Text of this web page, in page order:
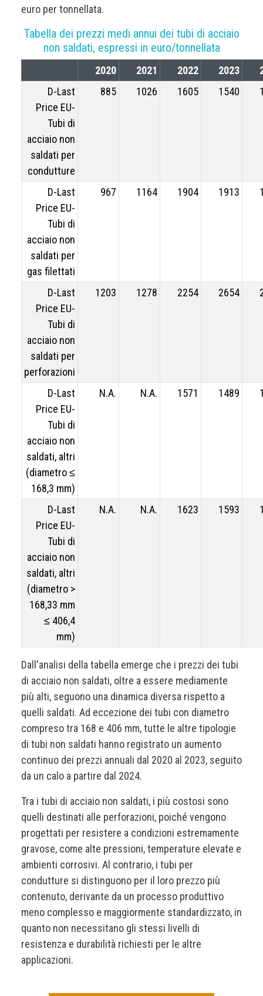
euro per tonnellata.
Tabella dei prezzi medi annui dei tubi di acciaio
non saldati, espressi in euro/tonnellata
2020 2021 2022 2023
D-Last
Price EU-
Tubi di
acciaio non
saldati per
condutture
885 1026 1605 1540
D-Last
Price EU-
Tubi di
acciaio non
saldati per
gas filettati
967 1164 1904 1913
D-Last
Price EU-
Tubi di
acciaio non
saldati per
perforazioni
1203 1278 2254 2654
D-Last
Price EU-
Tubi di
acciaio non
saldati, altri
(diametro ≤
168,3 mm)
N.A. N.A. 1571 1489
D-Last
Price EU-
Tubi di
acciaio non
saldati, altri
(diametro >
168,33 mm
≤ 406,4
mm)
N.A. N.A. 1623 1593
Dall'analisi della tabella emerge che i prezzi dei tubi
di acciaio non saldati, oltre a essere mediamente
più alti, seguono una dinamica diversa rispetto a
quelli saldati. Ad eccezione dei tubi con diametro
compreso tra 168 e 406 mm, tutte le altre tipologie
di tubi non saldati hanno registrato un aumento
continuo dei prezzi annuali dal 2020 al 2023, seguito
da un calo a partire dal 2024.
Tra i tubi di acciaio non saldati, i più costosi sono
quelli destinati alle perforazioni, poiché vengono
progettati per resistere a condizioni estremamente
gravose, come alte pressioni, temperature elevate e
ambienti corrosivi. Al contrario, i tubi per
condutture si distinguono per il loro prezzo più
contenuto, derivante da un processo produttivo
meno complesso e maggiormente standardizzato, in
quanto non necessitano gli stessi livelli di
resistenza e durabilità richiesti per le altre
applicazioni.